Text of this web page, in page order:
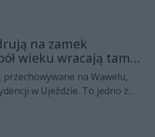
ale również inspiruje
różnych pokoleń. Dzięki
wsparciu partnerów
wydarzeń, projektów i
na zamek
wieku wracają tam,
na Wawelu,
w Ujeździe. To jedno z
w Kielcach.